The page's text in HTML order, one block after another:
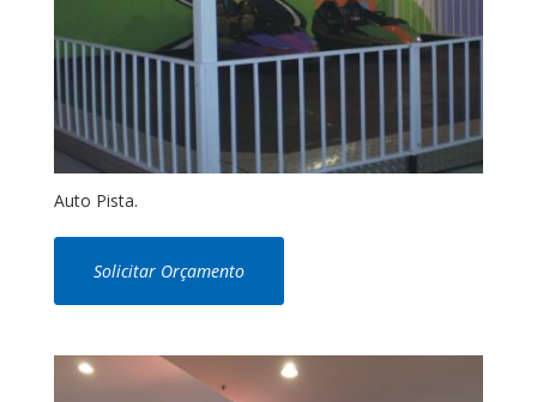
Auto Pista.
Solicitar Orçamento